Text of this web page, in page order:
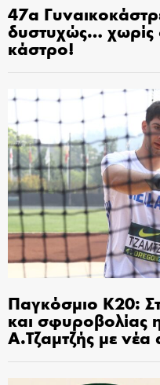
47α
δυστυχώς… χωρίς
κάστρο!
Παγκόσμιο Κ20:
και σφυροβολίας
Α.Τζαμτζής με νέα